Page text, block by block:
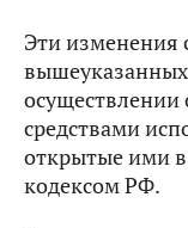
Эти изменения
средствами
открытые ими
кодексом РФ.